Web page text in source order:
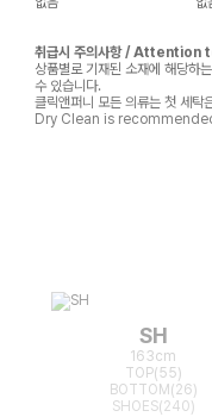
취급시 주의사항 / Attention
상품별로 기재된 소재에 해당하
수 있습니다.
클릭앤퍼니 모든 의류는 첫 세탁
Dry Clean is
SH
163cm
TOP(55)
BOTTOM(26)
SHOES(240)